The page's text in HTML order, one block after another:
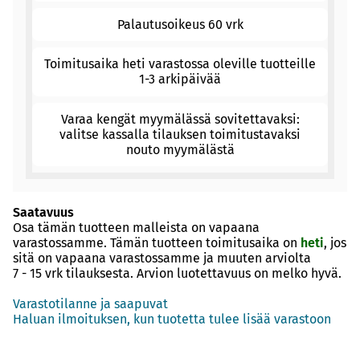
Palautusoikeus 60 vrk
Toimitusaika heti varastossa oleville tuotteille
1-3 arkipäivää
Varaa kengät myymälässä sovitettavaksi:
valitse kassalla tilauksen toimitustavaksi
nouto myymälästä
Saatavuus
Osa tämän tuotteen malleista on vapaana
varastossamme. Tämän tuotteen toimitusaika on heti, jos
sitä on vapaana varastossamme ja muuten arviolta
7 - 15 vrk tilauksesta. Arvion luotettavuus on melko hyvä.
Varastotilanne ja saapuvat
Haluan ilmoituksen, kun tuotetta tulee lisää varastoon